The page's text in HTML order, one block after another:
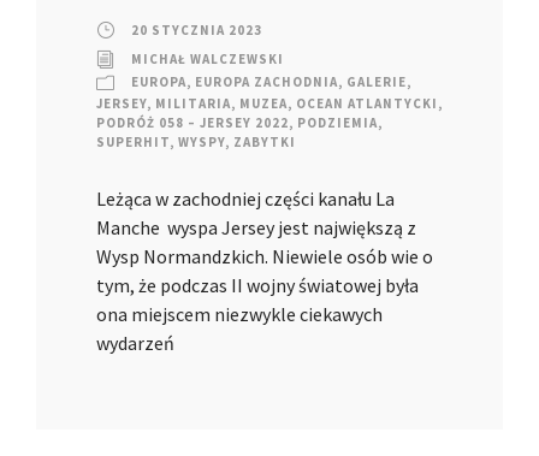
20 STYCZNIA 2023
MICHAŁ WALCZEWSKI
EUROPA, EUROPA ZACHODNIA, GALERIE,
JERSEY, MILITARIA, MUZEA, OCEAN ATLANTYCKI ,
PODRÓŻ 058 – JERSEY 2022, PODZIEMIA,
SUPERHIT, WYSPY, ZABYTKI
Leżąca w zachodniej części kanału La
Manche wyspa Jersey jest największą z
Wysp Normandzkich. Niewiele osób wie o
tym, że podczas II wojny światowej była
ona miejscem niezwykle ciekawych
wydarzeń